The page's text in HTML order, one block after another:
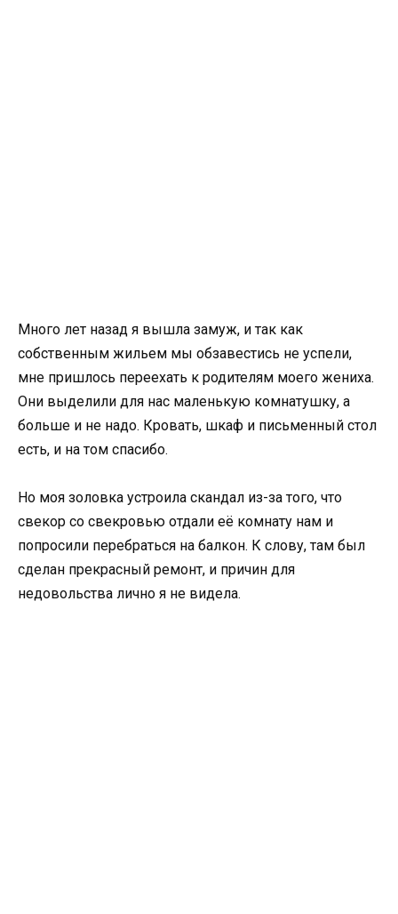
Много лет назад я вышла замуж, и так как
собственным жильем мы обзавестись не успели,
мне пришлось переехать к родителям моего жениха.
Они выделили для нас маленькую комнатушку, а
больше и не надо. Кровать, шкаф и письменный стол
есть, и на том спасибо.
Но моя золовка устроила скандал из-за того, что
свекор со свекровью отдали её комнату нам и
попросили перебраться на балкон. К слову, там был
сделан прекрасный ремонт, и причин для
недовольства лично я не видела.